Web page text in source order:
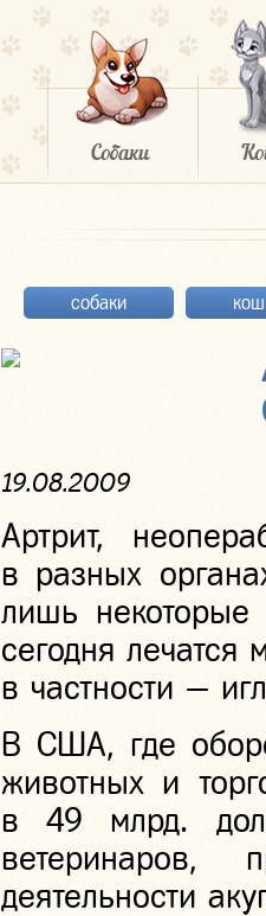
собаки
19.08.2009
Артрит,
в разных
лишь некоторые
сегодня лечатся
в частности —
В США, где
животных и
в 49 млрд.
деятельности